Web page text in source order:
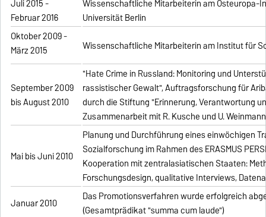
Juli 2015 -
Februar 2016
Wissenschaftliche Mitarbeiterin am Osteuropa-
Universität Berlin
Oktober 2009 -
März 2015
Wissenschaftliche Mitarbeiterin am Institut für
September 2009
bis August 2010
"Hate Crime in Russland: Monitoring und
rassistischer Gewalt", Auftragsforschung für
durch die Stiftung "Erinnerung, Verantwortung
Zusammenarbeit mit R. Kusche und U.
Mai bis Juni 2010
Planung und Durchführung eines einwöchigen
Sozialforschung im Rahmen des ERASMUS
Kooperation mit zentralasiatischen Staaten:
Forschungsdesign, qualitative Interviews,
Januar 2010
Das Promotionsverfahren wurde erfolgreich
(Gesamtprädikat "summa cum laude")